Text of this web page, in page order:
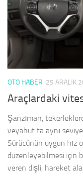
OTO HABER 29 ARALIK
Araçlardaki
Şanzıman,
veyahut ta aynı
Sürücünün uygun hız
düzenleyebilmesi için
veren dişli, hareket